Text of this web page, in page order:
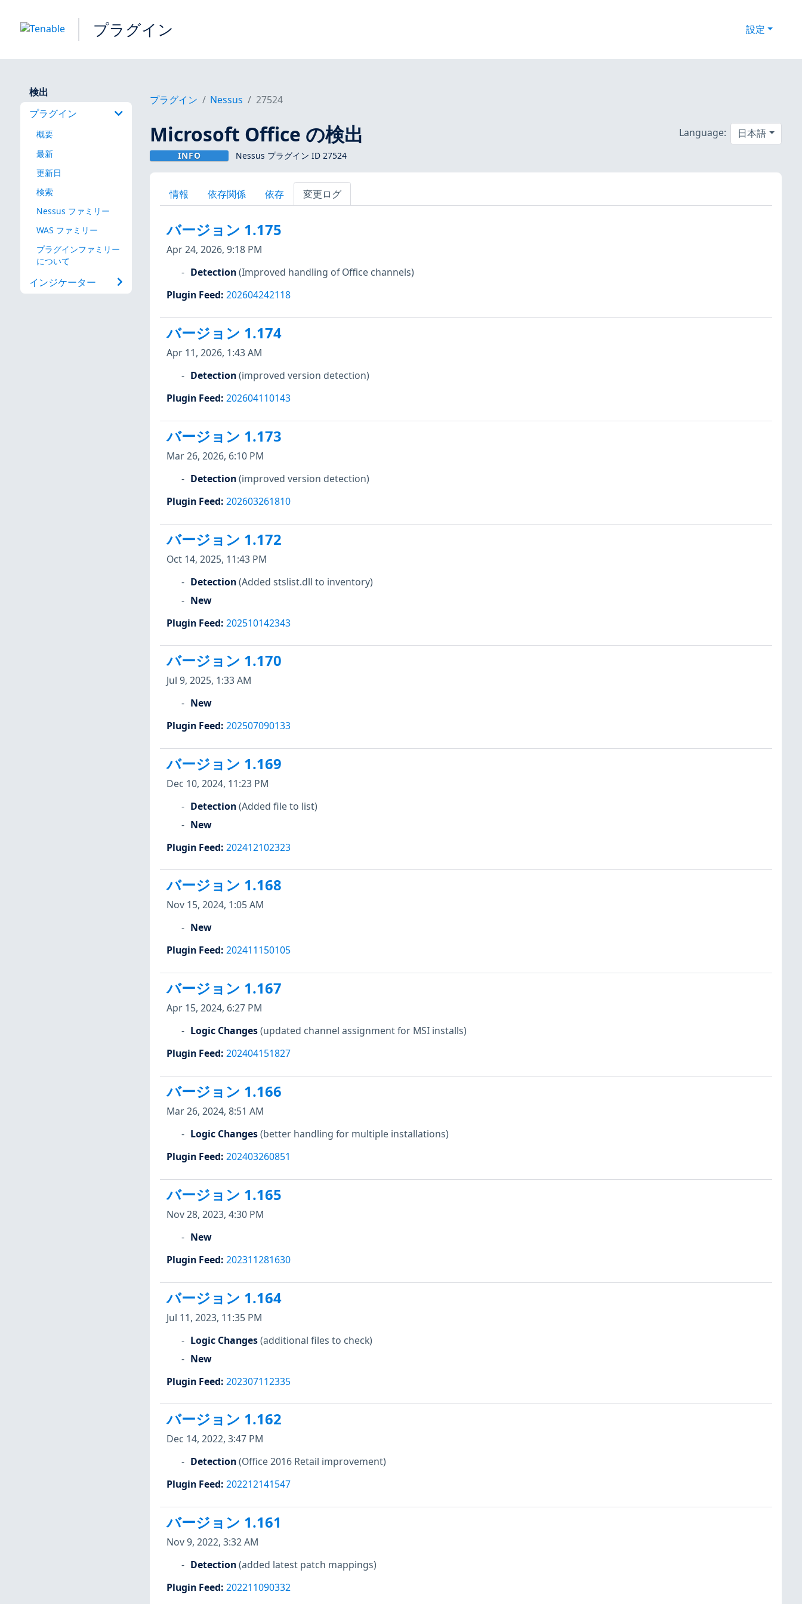
プラグイン 設定
検出
プラグイン
概要
最新
更新日
検索
Nessus ファミリー
WAS ファミリー
プラグインファミリー
について
インジケーター
プラグイン Nessus 27524
Microsoft Office の検出
INFO Nessus プラグイン ID 27524
Language: 日本語
情報 依存関係 依存 変更ログ
バージョン 1.175
Apr 24, 2026, 9:18 PM
Detection(Improved handling of Office channels)
Plugin Feed: 202604242118
バージョン 1.174
Apr 11, 2026, 1:43 AM
Detection(improved version detection)
Plugin Feed: 202604110143
バージョン 1.173
Mar 26, 2026, 6:10 PM
Detection(improved version detection)
Plugin Feed: 202603261810
バージョン 1.172
Oct 14, 2025, 11:43 PM
Detection(Added stslist.dll to inventory)
New
Plugin Feed: 202510142343
バージョン 1.170
Jul 9, 2025, 1:33 AM
New
Plugin Feed: 202507090133
バージョン 1.169
Dec 10, 2024, 11:23 PM
Detection(Added file to list)
New
Plugin Feed: 202412102323
バージョン 1.168
Nov 15, 2024, 1:05 AM
New
Plugin Feed: 202411150105
バージョン 1.167
Apr 15, 2024, 6:27 PM
Logic Changes(updated channel assignment for MSI installs)
Plugin Feed: 202404151827
バージョン 1.166
Mar 26, 2024, 8:51 AM
Logic Changes(better handling for multiple installations)
Plugin Feed: 202403260851
バージョン 1.165
Nov 28, 2023, 4:30 PM
New
Plugin Feed: 202311281630
バージョン 1.164
Jul 11, 2023, 11:35 PM
Logic Changes(additional files to check)
New
Plugin Feed: 202307112335
バージョン 1.162
Dec 14, 2022, 3:47 PM
Detection(Office 2016 Retail improvement)
Plugin Feed: 202212141547
バージョン 1.161
Nov 9, 2022, 3:32 AM
Detection(added latest patch mappings)
Plugin Feed: 202211090332